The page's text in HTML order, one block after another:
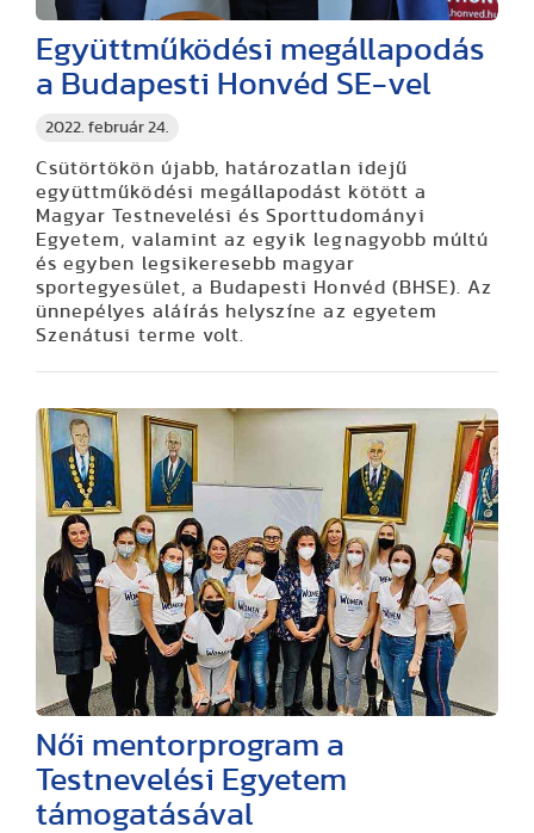
2022. február 24.
Együttműködési megállapodás
a Budapesti Honvéd SE-vel
Csütörtökön újabb, határozatlan idejű
együttműködési megállapodást kötött a
Magyar Testnevelési és Sporttudományi
Egyetem, valamint az egyik legnagyobb múltú
és egyben legsikeresebb magyar
sportegyesület, a Budapesti Honvéd (BHSE). Az
ünnepélyes aláírás helyszíne az egyetem
Szenátusi terme volt.
Női mentorprogram a
Testnevelési Egyetem
támogatásával